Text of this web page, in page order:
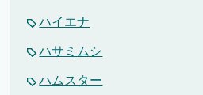
ハイエナ
ハサミムシ
ハムスター